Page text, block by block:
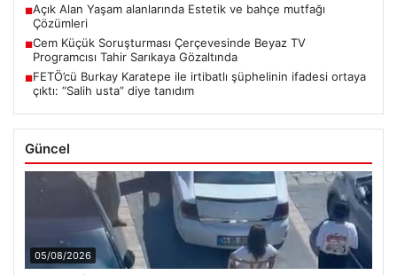
■Açık Alan Yaşam alanlarında Estetik ve bahçe mutfağı
Çözümleri
■Cem Küçük Soruşturması Çerçevesinde Beyaz TV
Programcısı Tahir Sarıkaya Gözaltında
■FETÖ’cü Burkay Karatepe ile irtibatlı şüphelinin ifadesi ortaya
çıktı: “Salih usta” diye tanıdım
Güncel
05/08/2026